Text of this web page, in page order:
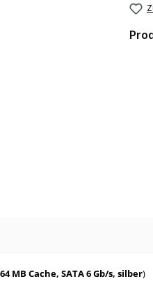
MB Cache, SATA 6 Gb/s, silber)